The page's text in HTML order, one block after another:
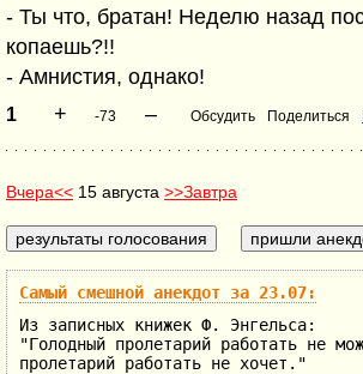
- Ты что, братан! Неделю назад
копаешь?!!
- Амнистия, однако!
1 + -73 – Обсудить Поделиться
Вчера<< 15 августа >>Завтра
Самый смешной анекдот за 23.07:
Из записных книжек Ф. Энгельса:
"Голодный пролетарий работать не
пролетарий работать не хочет."